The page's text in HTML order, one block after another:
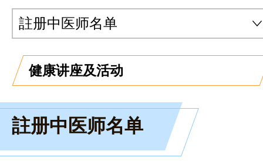
註册中医师名单
健康讲座及活动
註册中医师名单